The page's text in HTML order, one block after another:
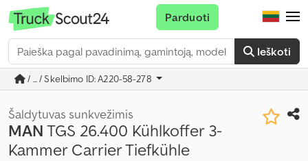
Ieškoti
Parduoti
/ ... / Skelbimo ID: A220-58-278
Šaldytuvas sunkvežimis
MANTGS 26.400 Kühlkoffer 3-
Kammer Carrier Tiefkühle